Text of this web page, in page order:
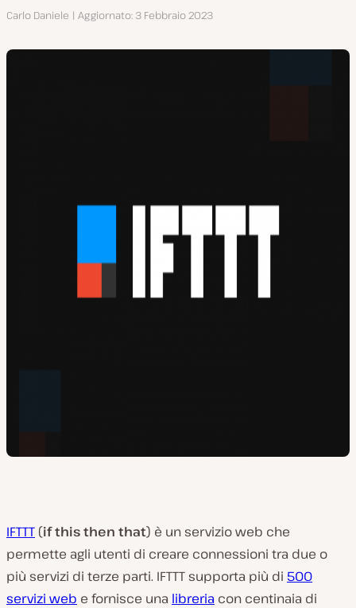
Autore
Carlo Daniele Aggiornato 3 Febbraio 2023
IFTTT (if this then that) è un servizio web che
permette agli utenti di creare connessioni tra due o
più servizi di terze parti. IFTTT supporta più di 500
servizi web e fornisce una libreria con centinaia di